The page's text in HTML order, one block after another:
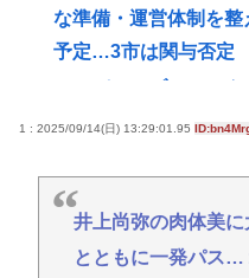
な準備・運営体制を
予定…3市は関与否定
いいの
【Pickup08082906】
中国人観光客、横断
れなくて日本批判
1 : 2025/09/14(日) 13:29:01.95
井上尚弥の肉体美
とともに一発パス…